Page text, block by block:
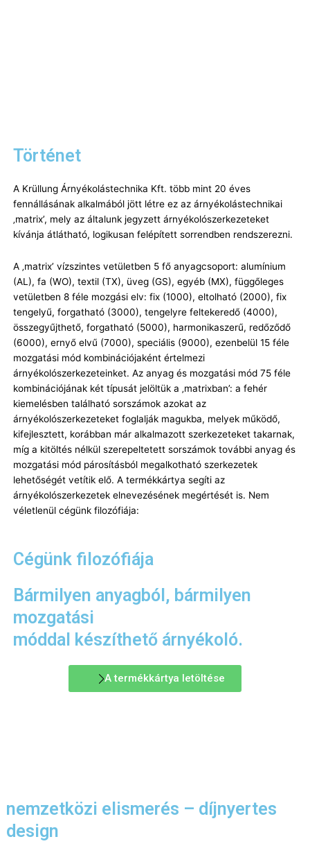
Történet
A Krüllung Árnyékolástechnika Kft. több mint 20 éves
fennállásának alkalmából jött létre ez az árnyékolástechnikai
‚matrix’, mely az általunk jegyzett árnyékolószerkezeteket
kívánja átlátható, logikusan felépített sorrendben rendszerezni.
A ‚matrix’ vízszintes vetületben 5 fő anyagcsoport: alumínium
(AL), fa (WO), textil (TX), üveg (GS), egyéb (MX), függőleges
vetületben 8 féle mozgási elv: fix (1000), eltolható (2000), fix
tengelyű, forgatható (3000), tengelyre feltekeredő (4000),
összegyűjthető, forgatható (5000), harmonikaszerű, redőződő
(6000), ernyő elvű (7000), speciális (9000), ezenbelül 15 féle
mozgatási mód kombinációjaként értelmezi
árnyékolószerkezeteinket. Az anyag és mozgatási mód 75 féle
kombinációjának két típusát jelöltük a ‚matrixban’: a fehér
kiemelésben található sorszámok azokat az
árnyékolószerkezeteket foglalják magukba, melyek működő,
kifejlesztett, korábban már alkalmazott szerkezeteket takarnak,
míg a kitöltés nélkül szerepeltetett sorszámok további anyag és
mozgatási mód párosításból megalkotható szerkezetek
lehetőségét vetítik elő. A termékkártya segíti az
árnyékolószerkezetek elnevezésének megértését is. Nem
véletlenül cégünk filozófiája:
Cégünk filozófiája
Bármilyen anyagból, bármilyen
mozgatási
móddal készíthető árnyékoló.
A termékkártya letöltése
nemzetközi elismerés – díjnyertes
design